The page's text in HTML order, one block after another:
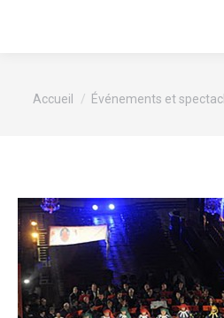
Vous êtes ici :
Accueil Événements et